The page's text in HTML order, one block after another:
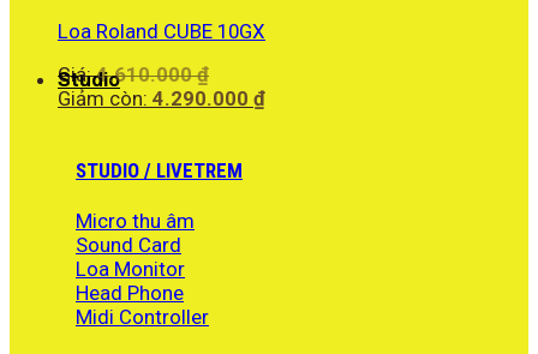
Loa Roland CUBE 10GX
Giá:4.610.000₫
gốc
Giảm còn: 4.290.000 ₫Giá
Studio
STUDIO / LIVETREM
Micro thu âm
Sound Card
Loa Monitor
Head Phone
Midi Controller